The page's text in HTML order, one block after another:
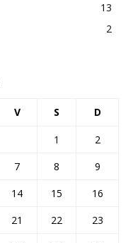
13
2
V S D
1
2
7 8
9
14 15
16
21 22
23